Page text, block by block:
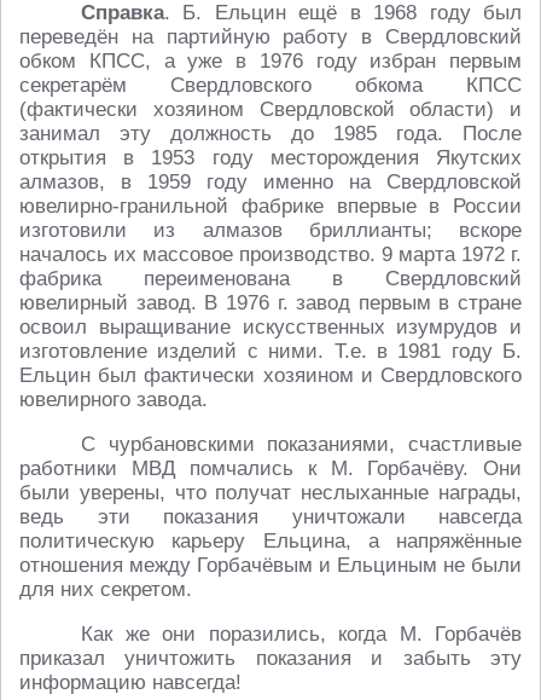
Справка. Б. Ельцин ещё в 1968 году был
переведён на партийную работу в Свердловский
обком КПСС, а уже в 1976 году избран первым
секретарём Свердловского обкома КПСС
(фактически хозяином Свердловской области) и
занимал эту должность до 1985 года. После
открытия в 1953 году месторождения Якутских
алмазов, в 1959 году именно на Свердловской
ювелирно-гранильной фабрике впервые в России
изготовили из алмазов бриллианты; вскоре
началось их массовое производство. 9 марта 1972 г.
фабрика переименована в Свердловский
ювелирный завод. В 1976 г. завод первым в стране
освоил выращивание искусственных изумрудов и
изготовление изделий с ними. Т.е. в 1981 году Б.
Ельцин был фактически хозяином и Свердловского
ювелирного завода.
С чурбановскими показаниями, счастливые
работники МВД помчались к М. Горбачёву. Они
были уверены, что получат неслыханные награды,
ведь эти показания уничтожали навсегда
политическую карьеру Ельцина, а напряжённые
отношения между Горбачёвым и Ельциным не были
для них секретом.
Как же они поразились, когда М. Горбачёв
приказал уничтожить показания и забыть эту
информацию навсегда!